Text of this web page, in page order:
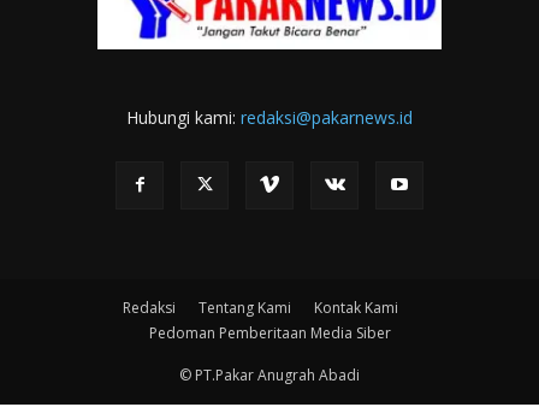
Hubungi kami: redaksi@pakarnews.id
Redaksi Tentang Kami
Kontak Kami
Pedoman Pemberitaan Media Siber
© PT.Pakar Anugrah Abadi